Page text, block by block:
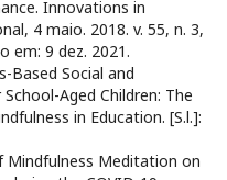
Innovations in
4 maio. 2018. v. 55, n. 3,
em: 9 dez. 2021.
Based Social and
Aged Children: The
in Education. [S.l.]:
Mindfulness Meditation on